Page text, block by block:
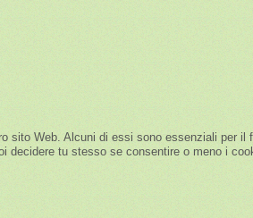
sito Web. Alcuni di essi sono essenziali per
decidere tu stesso se consentire o meno i